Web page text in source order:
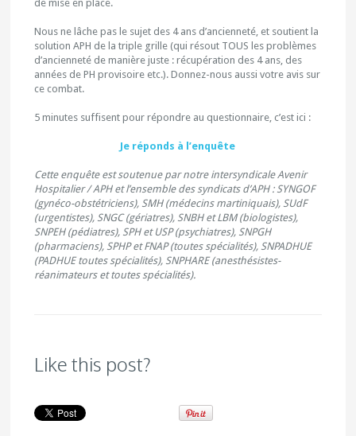
de mise en place.
Nous ne lâche pas le sujet des 4 ans d’ancienneté, et soutient la
solution APH de la triple grille (qui résout TOUS les problèmes
d’ancienneté de manière juste : récupération des 4 ans, des
années de PH provisoire etc.). Donnez-nous aussi votre avis sur
ce combat.
5 minutes suffisent pour répondre au questionnaire, c’est ici :
Je réponds à l’enquête
Cette enquête est soutenue par notre intersyndicale Avenir
Hospitalier / APH et l’ensemble des syndicats d’APH : SYNGOF
(gynéco-obstétriciens), SMH (médecins martiniquais), SUdF
(urgentistes), SNGC (gériatres), SNBH et LBM (biologistes),
SNPEH (pédiatres), SPH et USP (psychiatres), SNPGH
(pharmaciens), SPHP et FNAP (toutes spécialités), SNPADHUE
(PADHUE toutes spécialités), SNPHARE (anesthésistes-
réanimateurs et toutes spécialités).
Like this post?